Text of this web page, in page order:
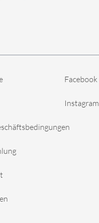
Facebook
Instagram